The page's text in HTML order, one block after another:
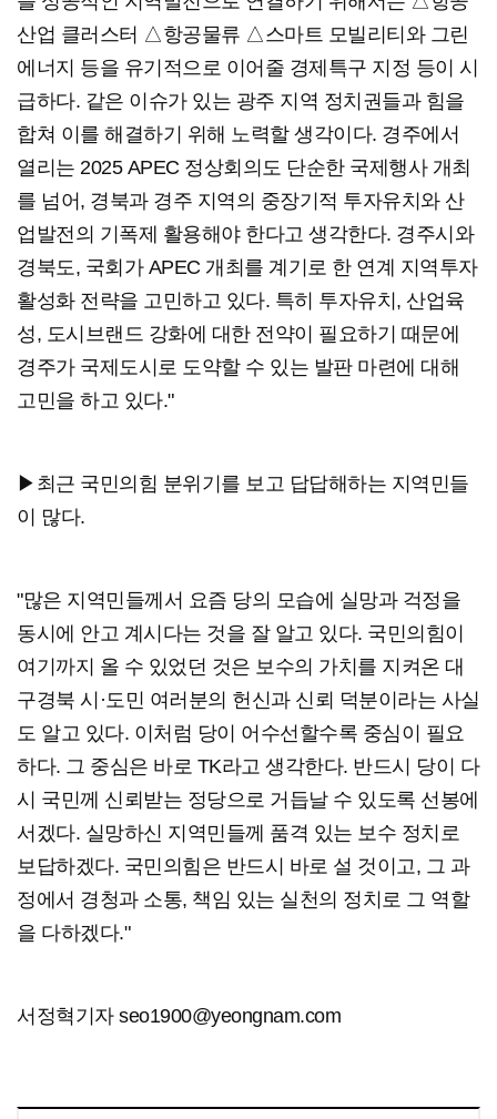
산업 클러스터 △항공물류 △스마트 모빌리티와 그린
에너지 등을 유기적으로 이어줄 경제특구 지정 등이 시
급하다. 같은 이슈가 있는 광주 지역 정치권들과 힘을
합쳐 이를 해결하기 위해 노력할 생각이다. 경주에서
열리는 2025 APEC 정상회의도 단순한 국제행사 개최
를 넘어, 경북과 경주 지역의 중장기적 투자유치와 산
업발전의 기폭제 활용해야 한다고 생각한다. 경주시와
경북도, 국회가 APEC 개최를 계기로 한 연계 지역투자
활성화 전략을 고민하고 있다. 특히 투자유치, 산업육
성, 도시브랜드 강화에 대한 전약이 필요하기 때문에
경주가 국제도시로 도약할 수 있는 발판 마련에 대해
고민을 하고 있다."
▶최근 국민의힘 분위기를 보고 답답해하는 지역민들
이 많다.
"많은 지역민들께서 요즘 당의 모습에 실망과 걱정을
동시에 안고 계시다는 것을 잘 알고 있다. 국민의힘이
여기까지 올 수 있었던 것은 보수의 가치를 지켜온 대
구경북 시·도민 여러분의 헌신과 신뢰 덕분이라는 사실
도 알고 있다. 이처럼 당이 어수선할수록 중심이 필요
하다. 그 중심은 바로 TK라고 생각한다. 반드시 당이 다
시 국민께 신뢰받는 정당으로 거듭날 수 있도록 선봉에
서겠다. 실망하신 지역민들께 품격 있는 보수 정치로
보답하겠다. 국민의힘은 반드시 바로 설 것이고, 그 과
정에서 경청과 소통, 책임 있는 실천의 정치로 그 역할
을 다하겠다."
서정혁기자 seo1900@yeongnam.com